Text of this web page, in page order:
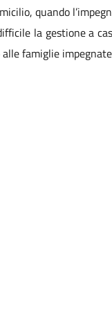
quando
la gestione a
famiglie